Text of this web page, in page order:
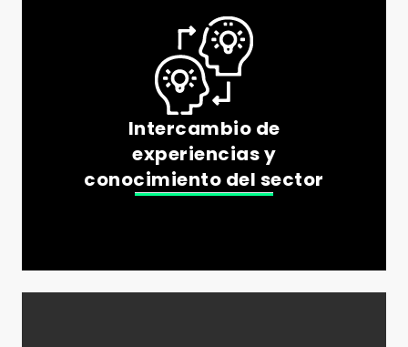
Intercambio de
experiencias y
conocimiento del sector